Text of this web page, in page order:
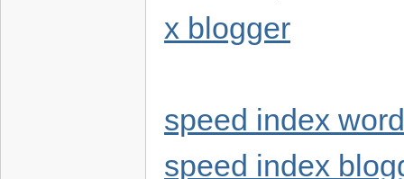
x blogger
speed index
speed index